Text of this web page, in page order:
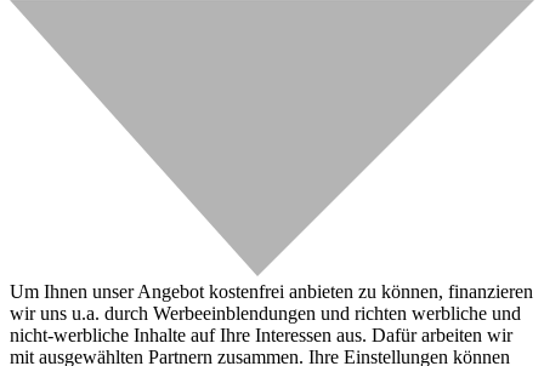
Um Ihnen unser Angebot kostenfrei anbieten zu können, finanzieren
wir uns u.a. durch Werbeeinblendungen und richten werbliche und
nicht-werbliche Inhalte auf Ihre Interessen aus. Dafür arbeiten wir
mit ausgewählten Partnern zusammen. Ihre Einstellungen können